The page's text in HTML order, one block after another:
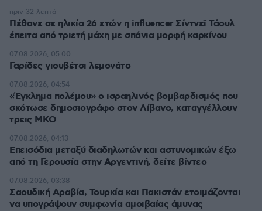
Πέθανε σε ηλικία 26 ετών η influencer Σίντνεϊ Τάουλ
έπειτα από τριετή μάχη με σπάνια μορφή καρκίνου
πριν 32 λεπτά
Γαρίδες γιουβέτσι λεμονάτο
07.08.2026, 05:00
«Έγκλημα πολέμου» ο ισραηλινός βομβαρδισμός που
σκότωσε δημοσιογράφο στον Λίβανο, καταγγέλλουν
τρεις ΜΚΟ
07.08.2026, 04:54
Επεισόδια μεταξύ διαδηλωτών και αστυνομικών έξω
από τη Γερουσία στην Αργεντινή, δείτε βίντεο
07.08.2026, 04:13
Σαουδική Αραβία, Τουρκία και Πακιστάν ετοιμάζονται
να υπογράψουν συμφωνία αμοιβαίας άμυνας
07.08.2026, 03:38